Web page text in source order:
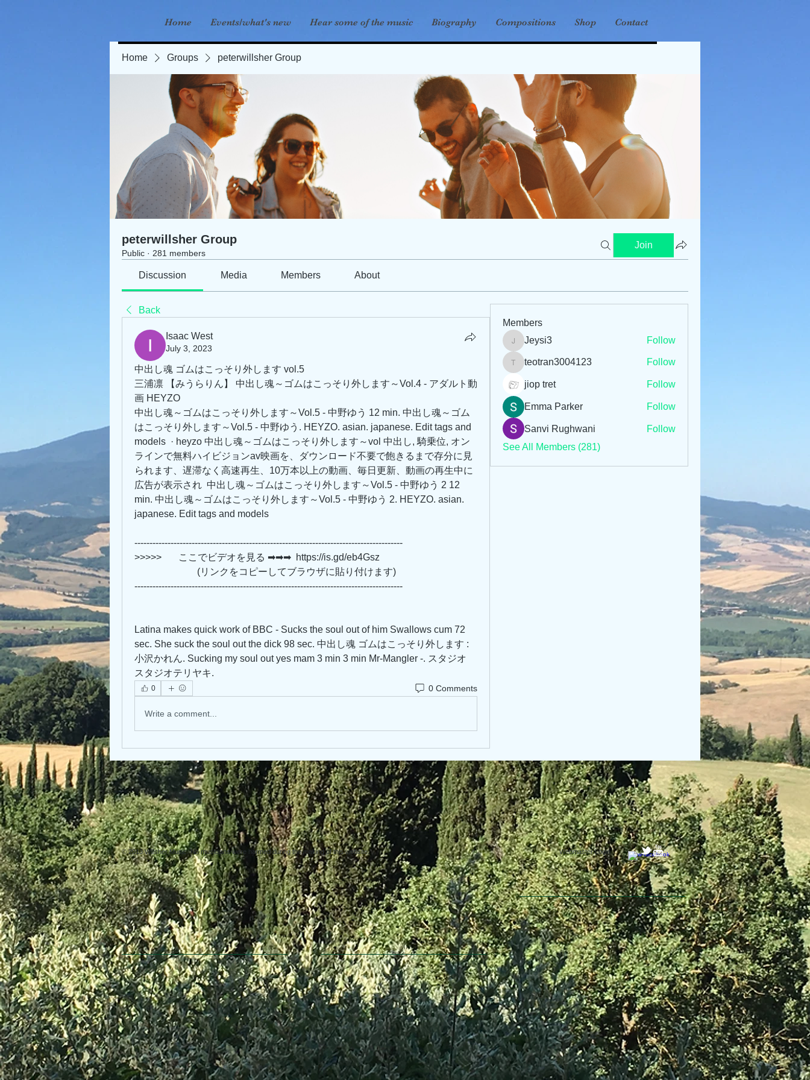
Home Events/what's new Hear some of the music Biography Compositions Shop Contact
Home Groups peterwillsher Group
peterwillsher Group
Public · 281 members
Join
Discussion Media Members About
Back
Isaac West
July 3, 2023
中出し魂 ゴムはこっそり外します vol.5
三浦凛 【みうらりん】 中出し魂～ゴムはこっそり外します～Vol.4 - アダルト動
画 HEYZO
中出し魂～ゴムはこっそり外します～Vol.5 - 中野ゆう 12 min. 中出し魂～ゴム
はこっそり外します～Vol.5 - 中野ゆう. HEYZO. asian. japanese. Edit tags and
models  · heyzo 中出し魂～ゴムはこっそり外します～vol 中出し, 騎乗位, オン
ラインで無料ハイビジョンav映画を、ダウンロード不要で飽きるまで存分に見
られます、遅滞なく高速再生、10万本以上の動画、毎日更新、動画の再生中に
広告が表示され  中出し魂～ゴムはこっそり外します～Vol.5 - 中野ゆう 2 12
min. 中出し魂～ゴムはこっそり外します～Vol.5 - 中野ゆう 2. HEYZO. asian.
japanese. Edit tags and models
-----------------------------------------------------------------------------------------
>>>>>       ここでビデオを見る ➡➡➡  https://is.gd/eb4Gsz
                          (リンクをコピーしてブラウザに貼り付けます)
-----------------------------------------------------------------------------------------
Latina makes quick work of BBC - Sucks the soul out of him Swallows cum 72
sec. She suck the soul out the dick 98 sec. 中出し魂 ゴムはこっそり外します :
小沢かれん. Sucking my soul out yes mam 3 min 3 min Mr-Mangler -. スタジオ
スタジオテリヤキ.
0 0 Comments
Write a comment...
Members
Jeysi3
Jeysi3 Follow
teotran3004123
teotran3004123 Follow
jiop tret Follow
Emma Parker Follow
Sanvi Rughwani
Follow
See All Members (281)
© 2013 Willsher Music. No musicians were harmed during the making of this website. Webmaster Login